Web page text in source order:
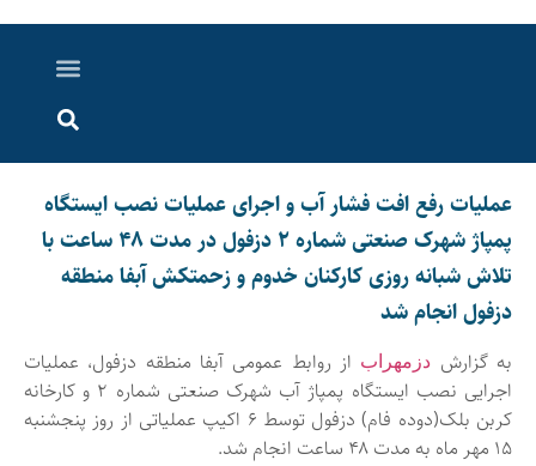
عملیات رفع افت فشار آب و اجرای عملیات نصب ایستگاه
پمپاژ شهرک صنعتی شماره ۲ دزفول در مدت ۴۸ ساعت با
تلاش شبانه روزی کارکنان خدوم و زحمتکش آبفا منطقه
دزفول انجام شد
به گزارش دزمهراب از روابط عمومی آبفا منطقه دزفول، عملیات
اجرایی نصب ایستگاه پمپاژ آب شهرک صنعتی شماره ۲ و کارخانه
کربن بلک(دوده فام) دزفول توسط ۶ اکیپ عملیاتی از روز پنجشنبه
۱۵ مهر ماه به مدت ۴۸ ساعت انجام شد.